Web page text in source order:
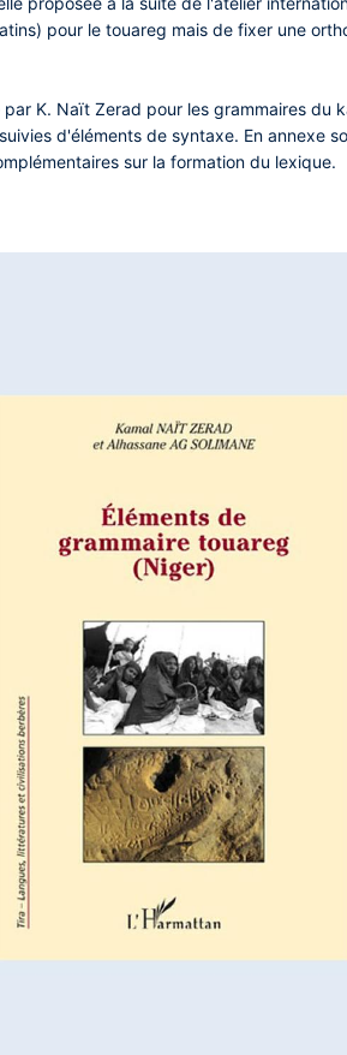
pour le touareg mais de fixer une
K. Naït Zerad pour les grammaires du
d'éléments de syntaxe. En annexe
sur la formation du lexique.